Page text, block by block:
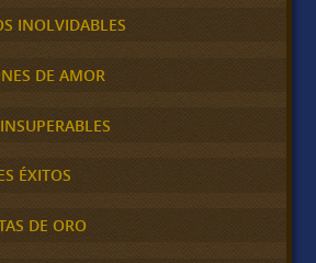
INOLVIDABLES
DE AMOR
ÉXITOS
DE ORO